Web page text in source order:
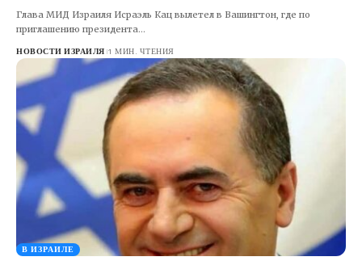
Глава МИД Израиля Исраэль Кац вылетел в Вашингтон, где по
приглашению президента…
НОВОСТИ ИЗРАИЛЯ 1 МИН. ЧТЕНИЯ
В ИЗРАИЛЕ